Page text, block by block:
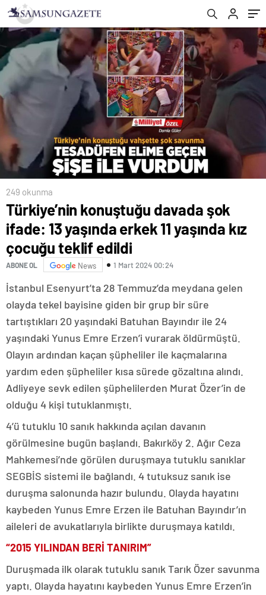
edildi
249 okunma
Türkiye’nin konuştuğu davada şok
ifade: 13 yaşında erkek 11 yaşında kız
çocuğu teklif edildi
ABONE OL News 1 Mart 2024 00:24
İstanbul Esenyurt’ta 28 Temmuz’da meydana gelen
olayda tekel bayisine giden bir grup bir süre
tartıştıkları 20 yaşındaki Batuhan Bayındır ile 24
yaşındaki Yunus Emre Erzen’i vurarak öldürmüştü.
Olayın ardından kaçan şüpheliler ile kaçmalarına
yardım eden şüpheliler kısa sürede gözaltına alındı.
Adliyeye sevk edilen şüphelilerden Murat Özer’in de
olduğu 4 kişi tutuklanmıştı.
4’ü tutuklu 10 sanık hakkında açılan davanın
görülmesine bugün başlandı. Bakırköy 2. Ağır Ceza
Mahkemesi’nde görülen duruşmaya tutuklu sanıklar
SEGBİS sistemi ile bağlandı. 4 tutuksuz sanık ise
duruşma salonunda hazır bulundu. Olayda hayatını
kaybeden Yunus Emre Erzen ile Batuhan Bayındır’ın
aileleri de avukatlarıyla birlikte duruşmaya katıldı.
“2015 YILINDAN BERİ TANIRIM”
Duruşmada ilk olarak tutuklu sanık Tarık Özer savunma
yaptı. Olayda hayatını kaybeden Yunus Emre Erzen’in